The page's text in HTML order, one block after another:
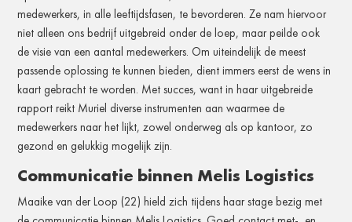
medewerkers, in alle leeftijdsfasen, te bevorderen. Ze nam hiervoor
niet alleen ons bedrijf uitgebreid onder de loep, maar peilde ook
de visie van een aantal medewerkers. Om uiteindelijk de meest
passende oplossing te kunnen bieden, dient immers eerst de wens in
kaart gebracht te worden. Met succes, want in haar uitgebreide
rapport reikt Muriel diverse instrumenten aan waarmee de
medewerkers naar het lijkt, zowel onderweg als op kantoor, zo
gezond en gelukkig mogelijk zijn.
Communicatie binnen Melis Logistics
Maaike van der Loop (22) hield zich tijdens haar stage bezig met